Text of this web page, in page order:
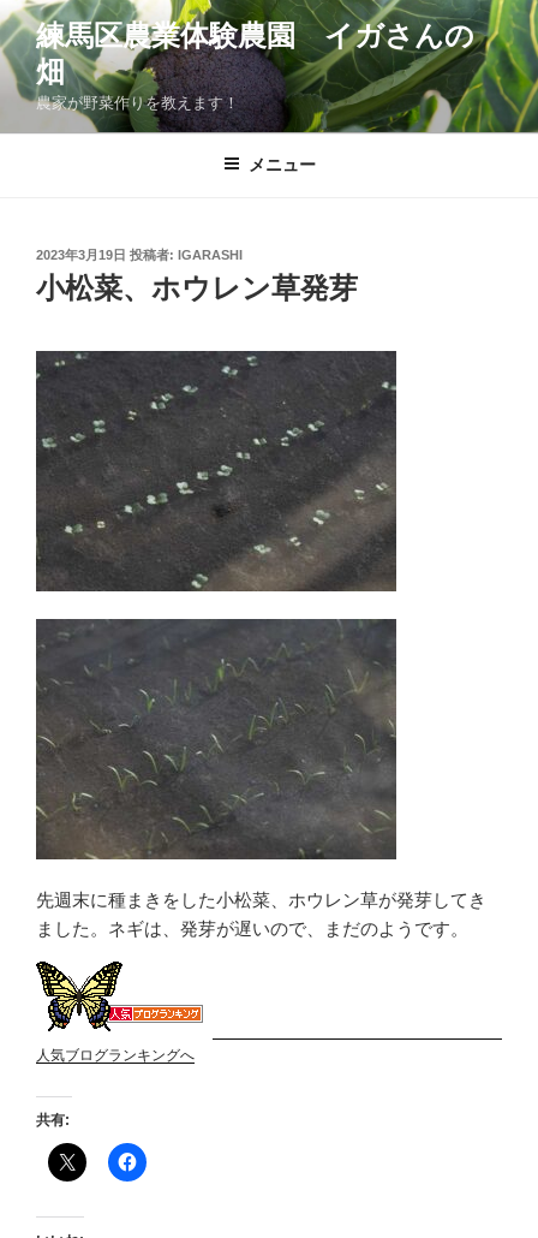
コ
ン
テ
練馬区農業体験農園 イガさんの
畑
農家が野菜作りを教えます！
メニュー
投
日:
2023年3月19日 投稿者: IGARASHI
小松菜、ホウレン草発芽
先週末に種まきをした小松菜、ホウレン草が発芽してき
ました。ネギは、発芽が遅いので、まだのようです。
人気ブログランキングへ
共有: